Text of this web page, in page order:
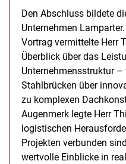
Den Abschluss bildete
Unternehmen
Vortrag vermittelte Herr
Überblick über das
Unternehmensstruktur
Stahlbrücken über
zu komplexen
Augenmerk legte Herr
logistischen
Projekten verbunden
wertvolle Einblicke in